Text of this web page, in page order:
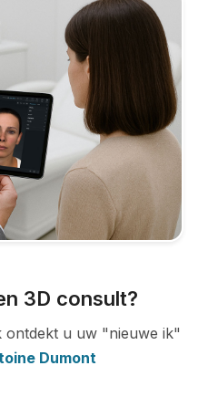
3D consult?
ontdekt u uw "nieuwe ik"
Dumont